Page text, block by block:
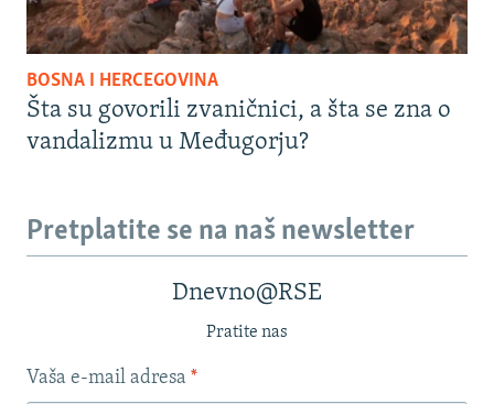
BOSNA I HERCEGOVINA
Šta su govorili zvaničnici, a šta se zna o
vandalizmu u Međugorju?
Pretplatite se na naš newsletter
Dnevno@RSE
Pratite nas
Vaša e-mail adresa *